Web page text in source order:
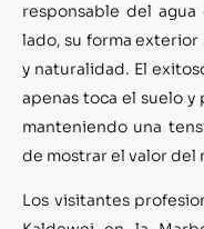
responsable del
lado, su forma exterior
y naturalidad. El
apenas toca el suelo
manteniendo una
de mostrar el valor del
Los visitantes